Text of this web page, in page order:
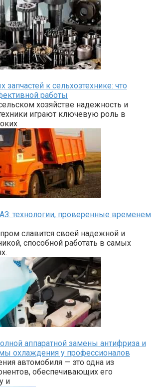
запчастей к сельхозтехнике: что
работы
хозяйстве надежность и
играют ключевую роль в
технологии, проверенные временем
славится своей надежной и
способной работать в самых
аппаратной замены антифриза и
охлаждения у профессионалов
автомобиля — это одна из
обеспечивающих его
и